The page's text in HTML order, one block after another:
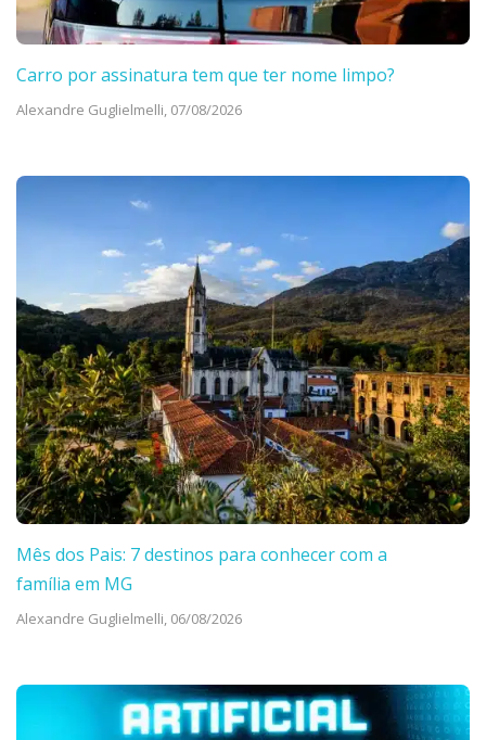
Carro por assinatura tem que ter nome limpo?
Alexandre Guglielmelli, 07/08/2026
Mês dos Pais: 7 destinos para conhecer com a
família em MG
Alexandre Guglielmelli, 06/08/2026